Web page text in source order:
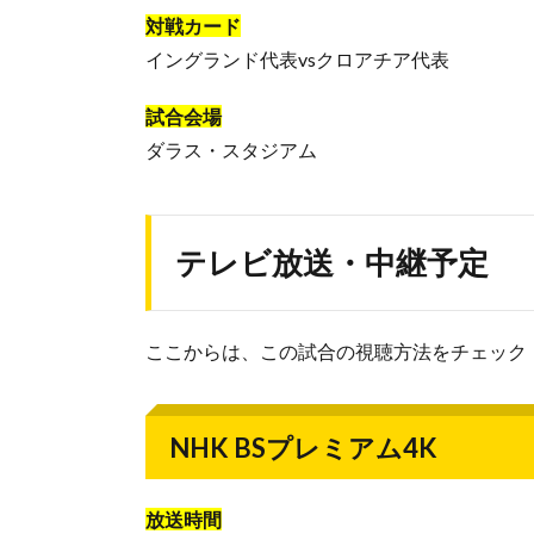
対戦カード
イングランド代表vsクロアチア代表
試合会場
ダラス・スタジアム
テレビ放送・中継予定
ここからは、この試合の視聴方法をチェック
NHK BSプレミアム4K
放送時間